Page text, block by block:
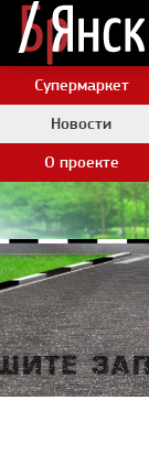
Супермаркет
Новости
О проекте